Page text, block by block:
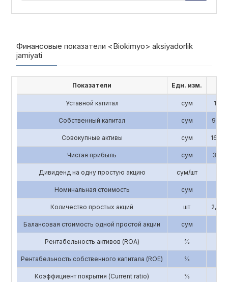
Финансовые показатели <Biokimyo> aksiyadorlik
jamiyati
Показатели Едн. изм.
Уставной капитал сум
Собственный капитал сум
Совокупные активы сум
Чистая прибыль сум
Дивиденд на одну простую акцию сум/шт
Номинальная стоимость сум
Количество простых акций шт
Балансовая стоимость одной простой акции сум
Рентабельность активов (ROA) %
Рентабельность собственного капитала (ROE) %
Коэффициент покрытия (Current ratio) %